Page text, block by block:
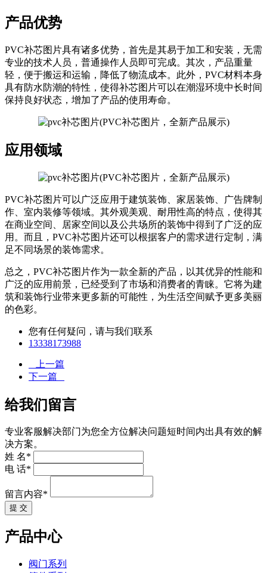
产品优势
PVC补芯图片具有诸多优势，首先是其易于加工和安装，无需
专业的技术人员，普通操作人员即可完成。其次，产品重量
轻，便于搬运和运输，降低了物流成本。此外，PVC材料本身
具有防水防潮的特性，使得补芯图片可以在潮湿环境中长时间
保持良好状态，增加了产品的使用寿命。
应用领域
PVC补芯图片可以广泛应用于建筑装饰、家居装饰、广告牌制
作、室内装修等领域。其外观美观、耐用性高的特点，使得其
在商业空间、居家空间以及公共场所的装饰中得到了广泛的应
用。而且，PVC补芯图片还可以根据客户的需求进行定制，满
足不同场景的装饰需求。
总之，PVC补芯图片作为一款全新的产品，以其优异的性能和
广泛的应用前景，已经受到了市场和消费者的青睐。它将为建
筑和装饰行业带来更多新的可能性，为生活空间赋予更多美丽
的色彩。
您有任何疑问，请与我们联系
13338173988
上一篇
下一篇
给我们留言
专业客服解决部门为您全方位解决问题短时间内出具有效的解
决方案。
姓 名*
电 话*
留言内容*
提 交
产品中心
阀门系列